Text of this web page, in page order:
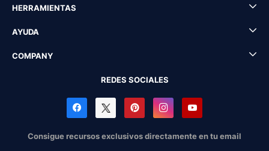
HERRAMIENTAS
AYUDA
COMPANY
REDES SOCIALES
Consigue recursos exclusivos directamente en tu email